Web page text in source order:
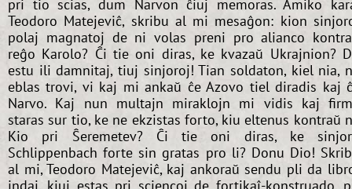
pri tio scias, dum Narvon ĉiuj memoras. Amiko
Teodoro Matejeviĉ, skribu al mi mesaĝon: kion
polaj magnatoj de ni volas preni pro alianco
reĝo Karolo? Ĉi tie oni diras, ke kvazaŭ Ukrajnion?
estu ili damnitaj, tiuj sinjoroj! Tian soldaton, kiel nia,
eblas trovi, vi kaj mi ankaŭ ĉe Azovo tiel diradis kaj
Narvo. Kaj nun multajn miraklojn mi vidis kaj
staras sur tio, ke ne ekzistas forto, kiu eltenus kontraŭ
Kio pri Ŝeremetev? Ĉi tie oni diras, ke
Schlippenbach forte sin gratas pro li? Donu Dio!
al mi, Teodoro Matejeviĉ, kaj ankoraŭ sendu pli da
indaj, kiuj estas pri sciencoj de fortikaĵ-konstruado,